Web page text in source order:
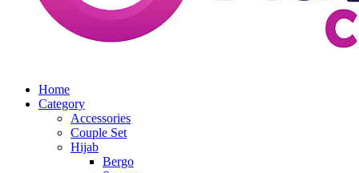
Home
Category
Accessories
Couple Set
Hijab
Bergo